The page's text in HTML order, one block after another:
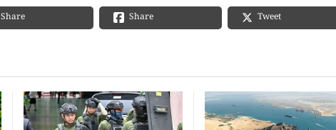
Share Share Tweet